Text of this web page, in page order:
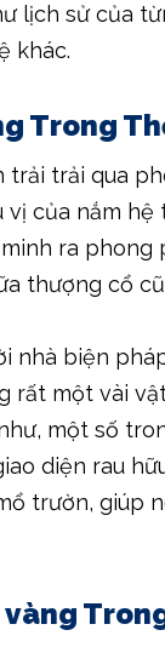
lịch sử của
khác.
Trong
trải trải qua
của nắm hệ
ra
thượng cổ
nhà biện
rất một vài
một số
diện rau
trườn, giúp